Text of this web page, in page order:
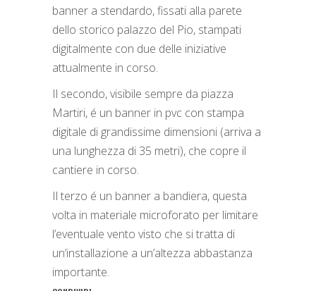
banner a stendardo, fissati alla parete
dello storico palazzo del Pio, stampati
digitalmente con due delle iniziative
attualmente in corso.
Il secondo, visibile sempre da piazza
Martiri, é un banner in pvc con stampa
digitale di grandissime dimensioni (arriva a
una lunghezza di 35 metri), che copre il
cantiere in corso.
Il terzo é un banner a bandiera, questa
volta in materiale microforato per limitare
l’eventuale vento visto che si tratta di
un’installazione a un’altezza abbastanza
importante.